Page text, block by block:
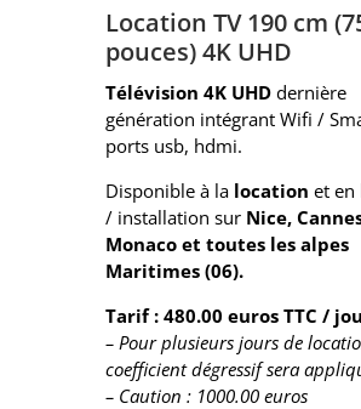
Location TV 190 cm
pouces) 4K UHD
Télévision 4K UHDdernière
génération intégrant Wifi /
ports usb, hdmi.
Disponible à la location et en
/ installation sur Nice,
Monaco et toutes les alpes
Maritimes (06).
Tarif : 480.00 euros TTC /
– Pour plusieurs jours de
coefficient dégressif sera
– Caution : 1000.00 euros